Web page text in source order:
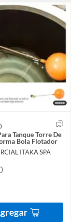
Tanque Torre De
Bola Flotador
ITAKA SPA